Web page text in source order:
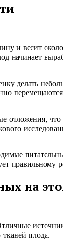
и весит
начинает
делать
что
правильному
на
плода.